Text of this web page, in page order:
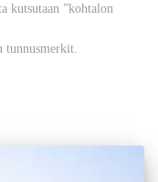
kutsutaan ”kohtalon
tunnusmerkit.